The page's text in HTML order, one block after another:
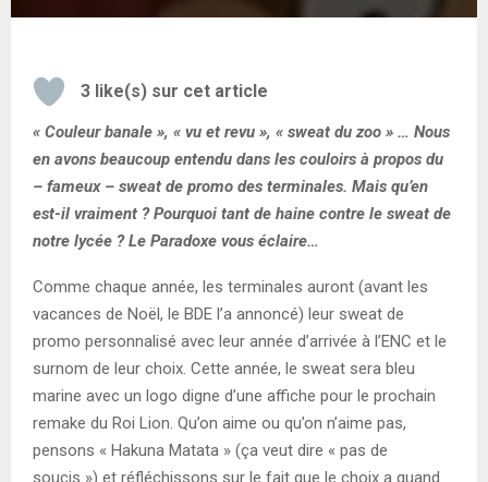
3 like(s) sur cet article
« Couleur banale », « vu et revu », « sweat du zoo » … Nous
en avons beaucoup entendu dans les couloirs à propos du
– fameux – sweat de promo des terminales. Mais qu’en
est-il vraiment ? Pourquoi tant de haine contre le sweat de
notre lycée ? Le Paradoxe vous éclaire…
Comme chaque année, les terminales auront (avant les
vacances de Noël, le BDE l’a annoncé) leur sweat de
promo personnalisé avec leur année d’arrivée à l’ENC et le
surnom de leur choix. Cette année, le sweat sera bleu
marine avec un logo digne d’une affiche pour le prochain
remake du Roi Lion. Qu’on aime ou qu’on n’aime pas,
pensons « Hakuna Matata » (ça veut dire « pas de
soucis ») et réfléchissons sur le fait que le choix a quand